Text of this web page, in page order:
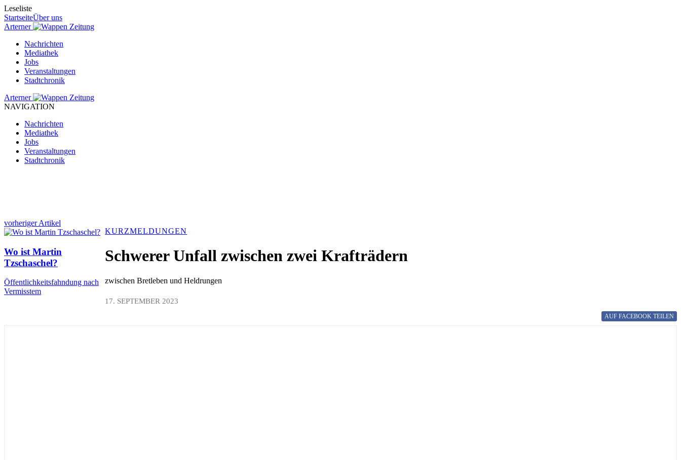
Leseliste
StartseiteÜber uns
Arterner
Zeitung
Nachrichten
Mediathek
Jobs
Veranstaltungen
Stadtchronik
Arterner
Zeitung
NAVIGATION
Nachrichten
Mediathek
Jobs
Veranstaltungen
Stadtchronik
vorheriger Artikel
Wo ist Martin
Tzschaschel?
Öffentlichkeitsfahndung nach
Vermisstem
KURZMELDUNGEN
Schwerer Unfall zwischen zwei Krafträdern
zwischen Bretleben und Heldrungen
17. SEPTEMBER 2023
AUF FACEBOOK TEILEN